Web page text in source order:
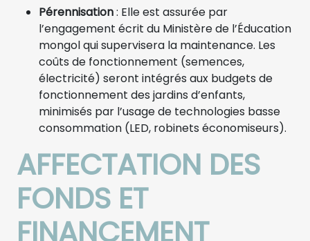
Pérennisation: Elle est assurée par
l’engagement écrit du Ministère de l’Éducation
mongol qui supervisera la maintenance. Les
coûts de fonctionnement (semences,
électricité) seront intégrés aux budgets de
fonctionnement des jardins d’enfants,
minimisés par l’usage de technologies basse
consommation (LED, robinets économiseurs).
AFFECTATION DES
FONDS ET
FINANCEMENT